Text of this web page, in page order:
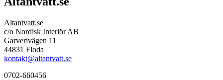
Altantvatt.se
c/o Nordisk Interiör AB
Garverivägen 11
44831 Floda
kontakt@altantvatt.se
0702-660456